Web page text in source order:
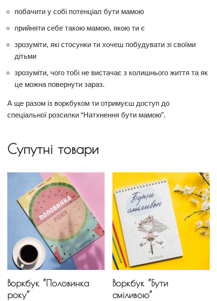
побачити у собі потенціал бути мамою
прийняти себе такою мамою, якою ти є
зрозуміти, які стосунки ти хочеш побудувати зі своїми
дітьми
зрозуміти, чого тобі не вистачає з колишнього життя та як
це можна повернути зараз.
А ще разом із воркбуком ти отримуєш доступ до
спеціальної розсилки “Натхнення бути мамою”.
Супутні товари
Воркбук “Половинка
року”
Воркбук “Бути
сміливою”